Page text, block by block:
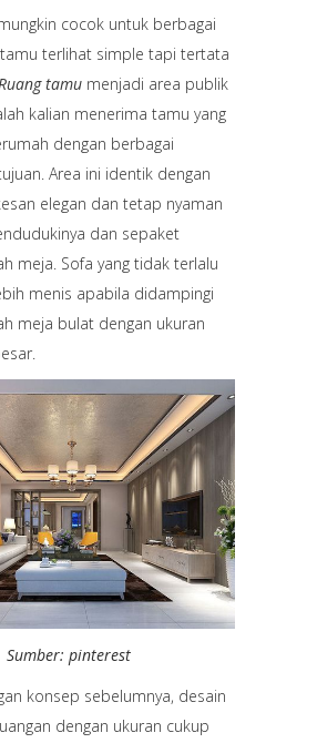
cocok untuk berbagai
terlihat simple tapi tertata
tamu menjadi area publik
kalian menerima tamu yang
dengan berbagai
Area ini identik dengan
elegan dan tetap nyaman
dan sepaket
meja. Sofa yang tidak terlalu
menis apabila didampingi
meja bulat dengan ukuran
Sumber: pinterest
konsep sebelumnya, desain
dengan ukuran cukup